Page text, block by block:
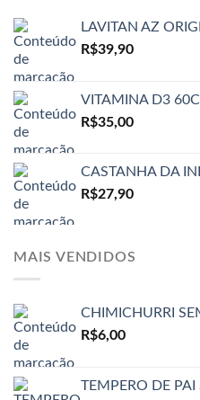
LAVITAN AZ
R$39,90
VITAMINA D3
R$35,00
CASTANHA DA
R$27,90
MAIS VENDIDOS
CHIMICHURRI
R$6,00
TEMPERO DE